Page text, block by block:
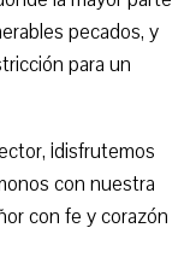
pecados, y
para un
¡disfrutemos
con nuestra
con fe y corazón